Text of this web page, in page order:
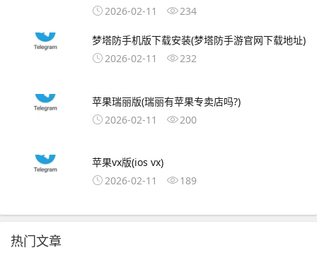
2026-02-11
234
梦塔防手机版下载安装(梦塔防手游官网下载地址)
2026-02-11
232
苹果瑞丽版(瑞丽有苹果专卖店吗?)
2026-02-11
200
苹果vx版(ios vx)
2026-02-11
189
热门文章